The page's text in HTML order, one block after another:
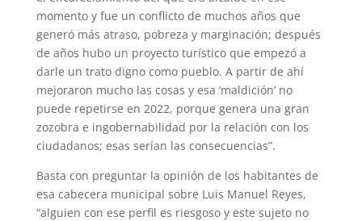
momento y fue un conflicto de muchos años que
generó más atraso, pobreza y marginación; después
de años hubo un proyecto turístico que empezó a
darle un trato digno como pueblo. A partir de ahí
mejoraron mucho las cosas y esa ‘maldición’ no
puede repetirse en 2022, porque genera una gran
zozobra e ingobernabilidad por la relación con los
ciudadanos; esas serían las consecuencias”.
Basta con preguntar la opinión de los habitantes de
esa cabecera municipal sobre Luis Manuel Reyes,
“alguien con ese perfil es riesgoso y este sujeto no